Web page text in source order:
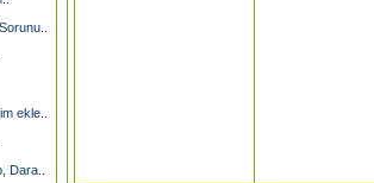
ekle
Dara